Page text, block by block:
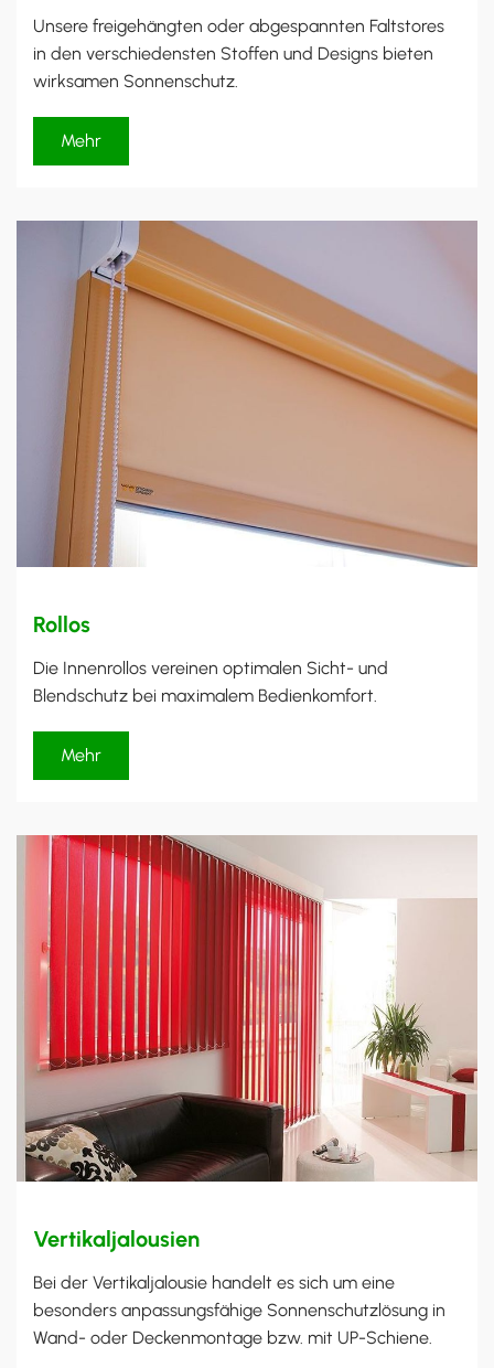
Unsere freigehängten oder abgespannten Faltstores
in den verschiedensten Stoffen und Designs bieten
wirksamen Sonnenschutz.
Mehr
Rollos
Die Innenrollos vereinen optimalen Sicht- und
Blendschutz bei maximalem Bedienkomfort.
Mehr
Vertikaljalousien
Bei der Vertikaljalousie handelt es sich um eine
besonders anpassungsfähige Sonnenschutzlösung in
Wand- oder Deckenmontage bzw. mit UP-Schiene.